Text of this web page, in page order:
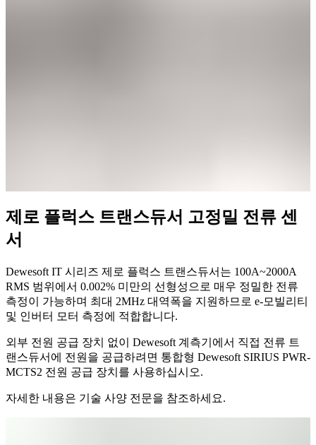
제로 플럭스 트랜스듀서 고정밀 전류 센
서
Dewesoft IT 시리즈 제로 플럭스 트랜스듀서는 100A~2000A
RMS 범위에서 0.002% 미만의 선형성으로 매우 정밀한 전류
측정이 가능하며 최대 2MHz 대역폭을 지원하므로 e-모빌리티
및 인버터 모터 측정에 적합합니다.
외부 전원 공급 장치 없이 Dewesoft 계측기에서 직접 전류 트
랜스듀서에 전원을 공급하려면 통합형 Dewesoft SIRIUS PWR-
MCTS2 전원 공급 장치를 사용하십시오.
자세한 내용은 기술 사양 전문을 참조하세요.